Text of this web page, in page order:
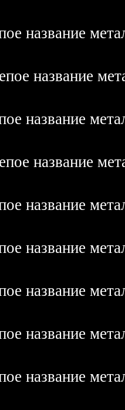
название
название
название
название
название
название
название
название
название